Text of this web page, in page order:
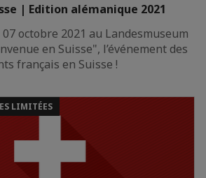
| Edition alémanique 2021
octobre 2021 au Landesmuseum
en Suisse", l’événement des
français en Suisse !
LIMITÉES